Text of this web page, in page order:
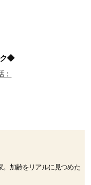
ク◆
。加齢をリアルに見つめた